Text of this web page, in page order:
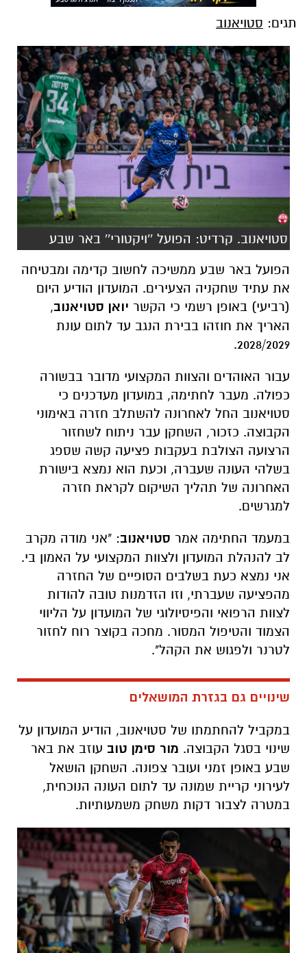
תגים: סטויאנוב
סטויאנוב. קרדיט: הפועל ''ויקטורי'' באר שבע
הפועל באר שבע ממשיכה לחשוב קדימה ומבטיחה
את עתיד שחקניה הצעירים. המועדון הודיע היום
(רביעי) באופן רשמי כי הקשר יואן סטויאנוב,
האריך את חוזהו בבירת הנגב עד לתום עונת
2028/2029.
עבור האוהדים והצוות המקצועי מדובר בבשורה
כפולה. מעבר לחתימה, במועדון מעדכנים כי
סטויאנוב החל לאחרונה להשתלב חזרה באימוני
הקבוצה. כזכור, השחקן עבר ניתוח לשחזור
הרצועה הצולבת בעקבות פציעה קשה שספג
בשלהי העונה שעברה, וכעת הוא נמצא בישורת
האחרונה של תהליך השיקום לקראת חזרה
למגרשים.
במעמד החתימה אמר סטויאנוב: "אני מודה מקרב
לב להנהלת המועדון ולצוות המקצועי על האמון בי.
אני נמצא כעת בשלבים הסופיים של החזרה
מהפציעה שעברתי, וזו הזדמנות טובה להודות
לצוות הרפואי והפיסיולוגי של המועדון על הליווי
הצמוד והטיפול המסור. מחכה בקוצר רוח לחזור
לטרנר ולפגוש את הקהל".
שינויים גם בגזרת המושאלים
במקביל להחתמתו של סטויאנוב, הודיע המועדון על
שינוי בסגל הקבוצה. מור סימן טוב עוזב את באר
שבע באופן זמני ועובר צפונה. השחקן הושאל
לעירוני קריית שמונה עד לתום העונה הנוכחית,
במטרה לצבור דקות משחק משמעותיות.